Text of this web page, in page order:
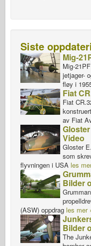
Siste
Mig-
Mig-
jetjager-
fløy i
Fiat
Fiat
av Fiat
Video
Gloster
som
flyvningen i USA les
Bilder
(ASW) oppdrag les mer
Bilder
The